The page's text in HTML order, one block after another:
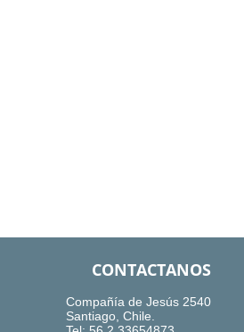
CONTACTANOS
Compañía de Jesús 2540
Santiago, Chile.